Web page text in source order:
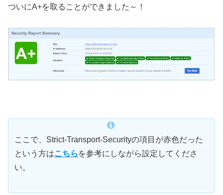
ついにA+を取ることができました～！
ここで、Strict-Transport-Securityの項目が赤色だった
という方はこちら を参考にしながら設定してくださ
い。